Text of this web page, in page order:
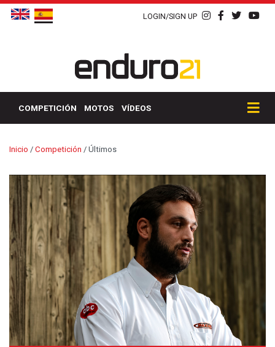
LOGIN/SIGN UP
COMPETICIÓN MOTOS VÍDEOS
Inicio / Competición / Últimos